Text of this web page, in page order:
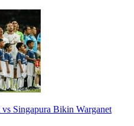
Singapura Bikin Warganet